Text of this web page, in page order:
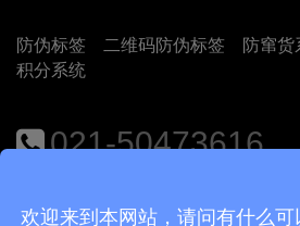
防伪标签 二维码防伪标签 防窜货
积分系统
021-50473616
欢迎来到本网站，请问有什么可